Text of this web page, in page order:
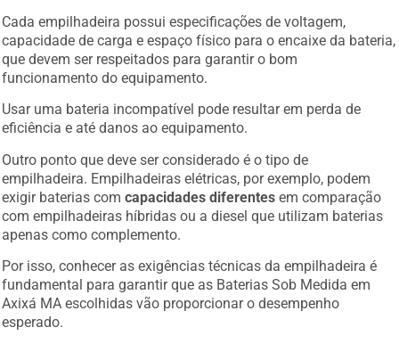
Cada empilhadeira possui especificações de voltagem,
capacidade de carga e espaço físico para o encaixe da bateria,
que devem ser respeitados para garantir o bom
funcionamento do equipamento.
Usar uma bateria incompatível pode resultar em perda de
eficiência e até danos ao equipamento.
Outro ponto que deve ser considerado é o tipo de
empilhadeira. Empilhadeiras elétricas, por exemplo, podem
exigir baterias comcapacidades diferentes em comparação
com empilhadeiras híbridas ou a diesel que utilizam baterias
apenas como complemento.
Por isso, conhecer as exigências técnicas da empilhadeira é
fundamental para garantir que as Baterias Sob Medida em
Axixá MA escolhidas vão proporcionar o desempenho
esperado.